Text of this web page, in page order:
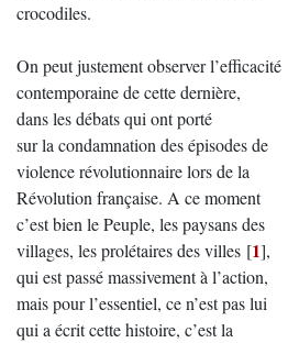
crocodiles.
On peut justement observer l’efficacité
contemporaine de cette dernière,
dans les débats qui ont porté
sur la condamnation des épisodes de
violence révolutionnaire lors de la
Révolution française. A ce moment
c’est bien le Peuple, les paysans des
villages, les prolétaires des villes [1],
qui est passé massivement à l’action,
mais pour l’essentiel, ce n’est pas lui
qui a écrit cette histoire, c’est la